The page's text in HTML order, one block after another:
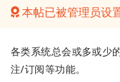
本帖已被管理员设
各类系统总会或多或少
注/订阅等功能。